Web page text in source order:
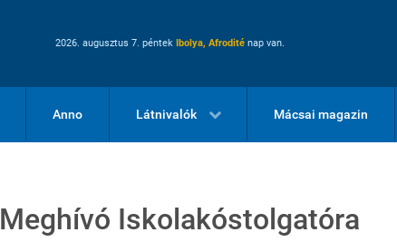
2026. augusztus 7. péntek Ibolya, Afrodité nap van.
Anno Látnivalók Mácsai magazin
Meghívó Iskolakóstolgatóra